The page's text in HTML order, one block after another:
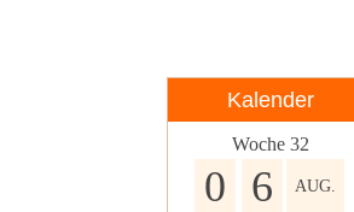
Kalender
Woche 32
0 6 AUG.